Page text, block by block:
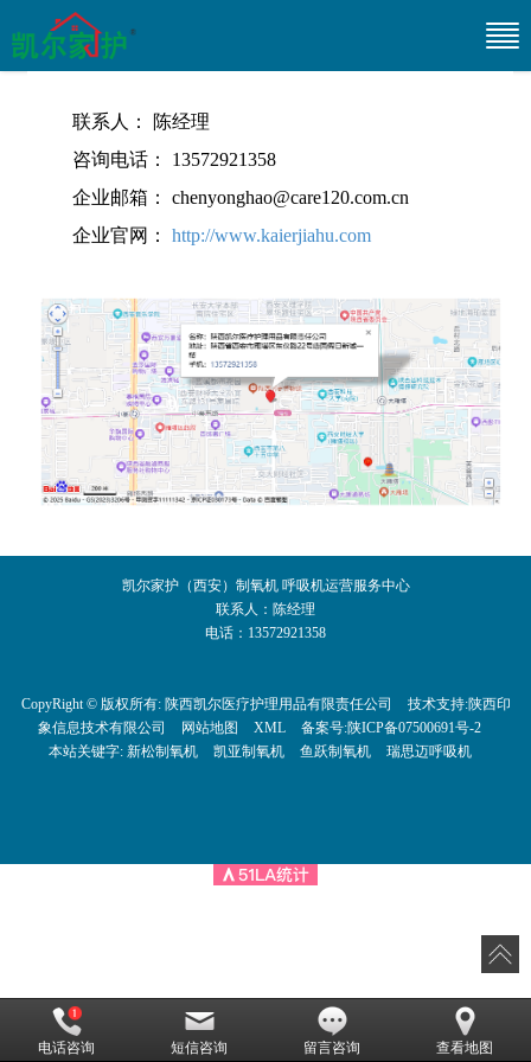
联系人： 陈经理
咨询电话： 13572921358
企业邮箱： chenyonghao@care120.com.cn
企业官网：http://www.kaierjiahu.com
凯尔家护（西安）制氧机 呼吸机运营服务中心
联系人：陈经理
电话：13572921358
CopyRight © 版权所有: 陕西凯尔医疗护理用品有限责任公司 技术支持:陕西印
象信息技术有限公司
网站地图 XML 备案号:陕ICP备07500691号-2
本站关键字: 新松制氧机 凯亚制氧机 鱼跃制氧机 瑞思迈呼吸机
电话咨询 短信咨询 留言咨询 查看地图